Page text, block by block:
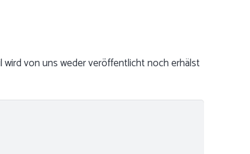
wird von uns weder veröffentlicht noch erhälst